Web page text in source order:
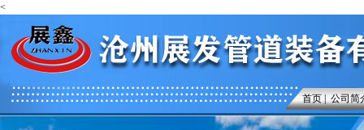
<
首页 公司简